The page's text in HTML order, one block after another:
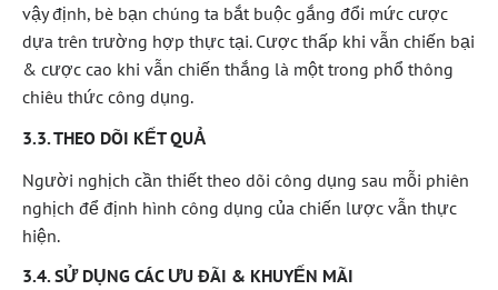
vậy định, bè bạn chúng ta bắt buộc gắng đổi mức cược
dựa trên trường hợp thực tại. Cược thấp khi vẫn chiến bại
& cược cao khi vẫn chiến thắng là một trong phổ thông
chiêu thức công dụng.
3.3. THEO DÕI KẾT QUẢ
Người nghịch cần thiết theo dõi công dụng sau mỗi phiên
nghịch để định hình công dụng của chiến lược vẫn thực
hiện.
3.4. SỬ DỤNG CÁC ƯU ĐÃI & KHUYẾN MÃI